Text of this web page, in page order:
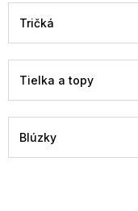
Tričká
Tielka a topy
Blúzky